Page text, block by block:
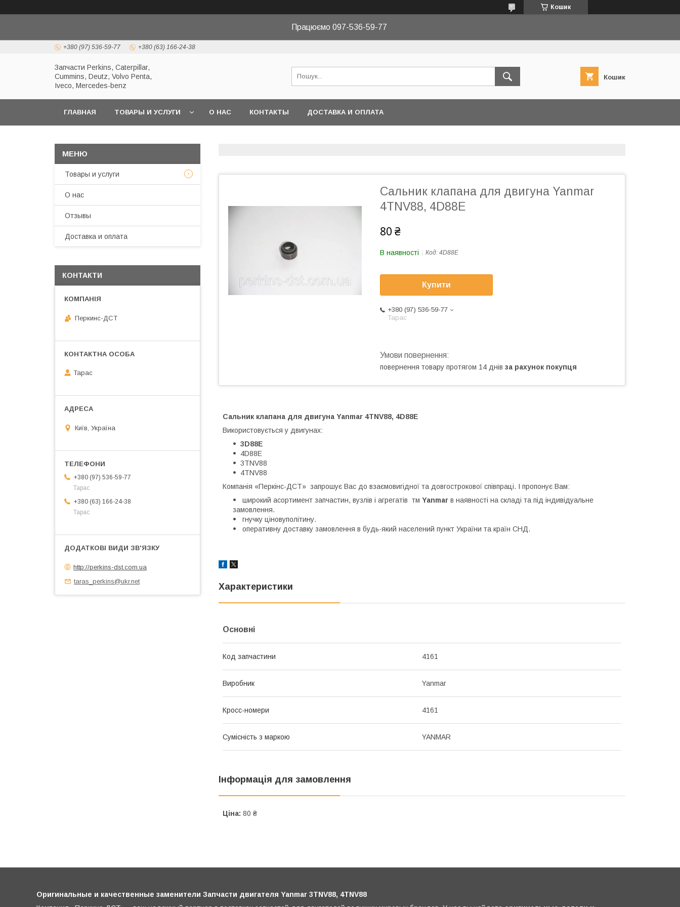
Кошик
Працюємо 097-536-59-77
+380 (97) 536-59-77 +380 (63) 166-24-38
Запчасти Perkins, Caterpillar,
Cummins, Deutz, Volvo Penta,
Iveco, Mercedes-benz
Кошик
ГЛАВНАЯ ТОВАРЫ И УСЛУГИ О НАС КОНТАКТЫ ДОСТАВКА И ОПЛАТА
Сальник клапана для двигуна Yanmar
4TNV88, 4D88E
80 ₴
В наявності Код: 4D88E
Купити
+380 (97) 536-59-77
Тарас
повернення товару протягом 14 днів за рахунок покупця
Сальник клапана для двигуна Yanmar 4TNV88, 4D88E
Використовується у двигунах:
3D88E
4D88E
3TNV88
4TNV88
Компанія «Перкінс-ДСТ» запрошує Вас до взаємовигідної та довгострокової співпраці. І пропонує Вам:
широкий асортимент запчастин, вузлів і агрегатів тм Yanmar в наявності на складі та під індивідуальне
замовлення.
гнучку ціновуполітину.
оперативну доставку замовлення в будь-який населений пункт України та країн СНД.
Характеристики
Основні
Код запчастини 4161
Виробник Yanmar
Кросс-номери 4161
Сумісність з маркою YANMAR
Інформація для замовлення
Ціна: 80 ₴
Товары и услуги
О нас
Отзывы
Доставка и оплата
КОНТАКТИ
Перкинс-ДСТ
Тарас
Київ, Україна
+380 (97) 536-59-77
Тарас
+380 (63) 166-24-38
Тарас
http://perkins-dst.com.ua
taras_perkins@ukr.net
Оригинальные и качественные заменители Запчасти двигателя Yanmar 3TNV88, 4TNV88